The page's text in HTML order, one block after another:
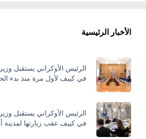
الأخبار الرئيسية
الرئيس الأوكراني يستقبل
في كييف لأول مرة منذ بدء
الرئيس الأوكراني يستقبل
في كييف عقب زيارتها لمدينة